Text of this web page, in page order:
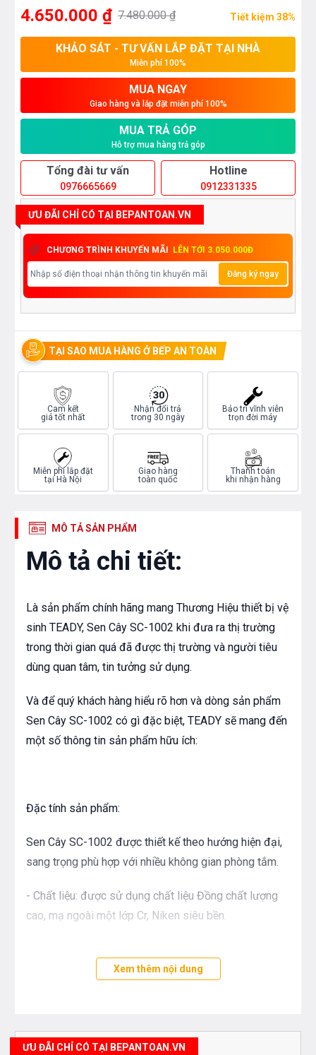
4.650.000 ₫ 7.480.000 ₫ Tiết kiệm 38%
KHẢO SÁT - TƯ VẤN LẮP ĐẶT TẠI NHÀ
Miễn phí 100%
MUA NGAY
Giao hàng và lắp đặt miễn phí 100%
MUA TRẢ GÓP
Hỗ trợ mua hàng trả góp
Tổng đài tư vấn
0976665669
Hotline
0912331335
ƯU ĐÃI CHỈ CÓ TẠI BEPANTOAN.VN
CHƯƠNG TRÌNH KHUYẾN MÃI LÊN TỚI 3.050.000Đ
Đăng ký ngay
TẠI SAO MUA HÀNG Ở BẾP AN TOÀN
Cam kết
giá tốt nhất
Nhận đổi trả
trong 30 ngày
Bảo trì vĩnh viễn
trọn đời máy
Miễn phí lắp đặt
tại Hà Nội
Giao hàng
toàn quốc
Thanh toán
khi nhận hàng
MÔ TẢ SẢN PHẨM
Mô tả chi tiết:
Là sản phẩm chính hãng mang Thương Hiệu thiết bị vệ
sinh TEADY, Sen Cây SC-1002 khi đưa ra thị trường
trong thời gian quá đã được thị trường và người tiêu
dùng quan tâm, tin tưởng sử dụng.
Và để quý khách hàng hiểu rõ hơn và dòng sản phẩm
Sen Cây SC-1002 có gì đặc biệt, TEADY sẽ mang đến
một số thông tin sản phẩm hữu ích:
Đặc tính sản phẩm:
Sen Cây SC-1002 được thiết kế theo hướng hiện đại,
sang trọng phù hợp với nhiều không gian phòng tắm.
- Chất liệu: được sử dụng chất liệu Đồng chất lượng
cao, mạ ngoài một lớp Cr, Niken siêu bền.
- Đường kính ống dẫn nước: Φ20.6
diện tích phun mưa lớn, có thể thay đổi chiều hướng &
Xem thêm nội dung
ƯU ĐÃI CHỈ CÓ TẠI BEPANTOAN.VN